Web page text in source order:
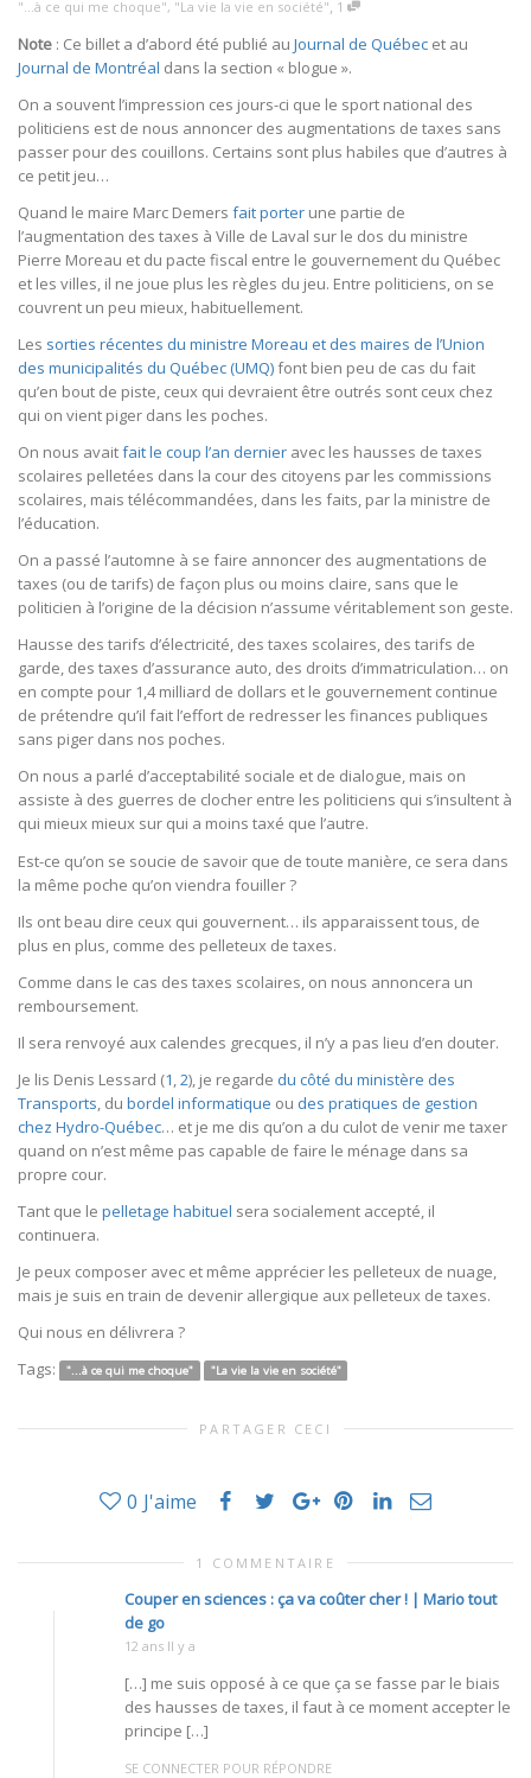
"...à ce qui me choque", "La vie la vie en société", 1
Note : Ce billet a d’abord été publié au Journal de Québec et au
Journal de Montréal dans la section « blogue ».
On a souvent l’impression ces jours-ci que le sport national des
politiciens est de nous annoncer des augmentations de taxes sans
passer pour des couillons. Certains sont plus habiles que d’autres à
ce petit jeu…
Quand le maire Marc Demers fait porter une partie de
l’augmentation des taxes à Ville de Laval sur le dos du ministre
Pierre Moreau et du pacte fiscal entre le gouvernement du Québec
et les villes, il ne joue plus les règles du jeu. Entre politiciens, on se
couvrent un peu mieux, habituellement.
Les sorties récentes du ministre Moreau et des maires de l’Union
des municipalités du Québec (UMQ)font bien peu de cas du fait
qu’en bout de piste, ceux qui devraient être outrés sont ceux chez
qui on vient piger dans les poches.
On nous avaitfait le coup l’an dernier avec les hausses de taxes
scolaires pelletées dans la cour des citoyens par les commissions
scolaires, mais télécommandées, dans les faits, par la ministre de
l’éducation.
On a passé l’automne à se faire annoncer des augmentations de
taxes (ou de tarifs) de façon plus ou moins claire, sans que le
politicien à l’origine de la décision n’assume véritablement son geste.
Hausse des tarifs d’électricité, des taxes scolaires, des tarifs de
garde, des taxes d’assurance auto, des droits d’immatriculation… on
en compte pour 1,4 milliard de dollars et le gouvernement continue
de prétendre qu’il fait l’effort de redresser les finances publiques
sans piger dans nos poches.
On nous a parlé d’acceptabilité sociale et de dialogue, mais on
assiste à des guerres de clocher entre les politiciens qui s’insultent à
qui mieux mieux sur qui a moins taxé que l’autre.
Est-ce qu’on se soucie de savoir que de toute manière, ce sera dans
la même poche qu’on viendra fouiller ?
Ils ont beau dire ceux qui gouvernent… ils apparaissent tous, de
plus en plus, comme des pelleteux de taxes.
Comme dans le cas des taxes scolaires, on nous annoncera un
remboursement.
Il sera renvoyé aux calendes grecques, il n’y a pas lieu d’en douter.
Je lis Denis Lessard (1,2), je regarde du côté du ministère des
Transports, du bordel informatique ou des pratiques de gestion
chez Hydro-Québec… et je me dis qu’on a du culot de venir me taxer
quand on n’est même pas capable de faire le ménage dans sa
propre cour.
Tant que le pelletage habituel sera socialement accepté, il
continuera.
Je peux composer avec et même apprécier les pelleteux de nuage,
mais je suis en train de devenir allergique aux pelleteux de taxes.
Qui nous en délivrera ?
Tags:
"...à ce qui me choque" "La vie la vie en société"
PARTAGER CECI
0 J'aime
1 COMMENTAIRE
Couper en sciences : ça va coûter cher ! | Mario tout
de go
12 ans Il y a
[…] me suis opposé à ce que ça se fasse par le biais
des hausses de taxes, il faut à ce moment accepter le
principe […]
SE CONNECTER POUR RÉPONDRE